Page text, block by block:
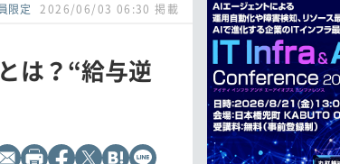
限定 2026/06/03 06:30 掲載
は？“給与逆